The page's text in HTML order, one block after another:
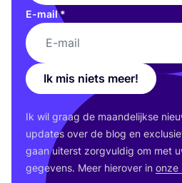
E-mail*
Ik mis niets meer!
Ik wil graag de maan­de­lijk­se
upda­tes over de blog en
gaan uiterst zorg­vul­dig om met
gege­vens. Meer hier­over in onze